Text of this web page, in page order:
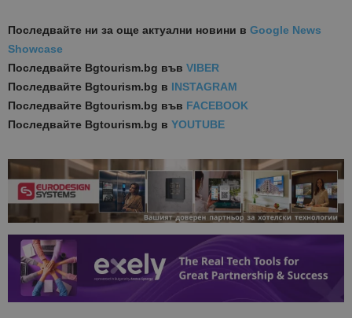
Последвайте ни за още актуални новини в Google News
Showcase
Последвайте Bgtourism.bg във VIBER
Последвайте Bgtourism.bg в INSTAGRAM
Последвайте Bgtourism.bg във FACEBOOK
Последвайте Bgtourism.bg в YOUTUBE